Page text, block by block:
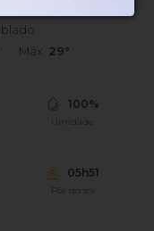
Máx. 29°
100%
Umidade
05h51
Pôr do sol